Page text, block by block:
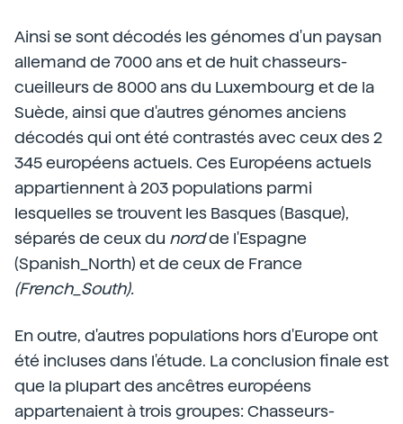
Ainsi se sont décodés les génomes d'un paysan
allemand de 7000 ans et de huit chasseurs-
cueilleurs de 8000 ans du Luxembourg et de la
Suède, ainsi que d'autres génomes anciens
décodés qui ont été contrastés avec ceux des 2
345 européens actuels. Ces Européens actuels
appartiennent à 203 populations parmi
lesquelles se trouvent les Basques (Basque),
séparés de ceux du nordde l'Espagne
(Spanish_North) et de ceux de France
(French_South).
En outre, d'autres populations hors d'Europe ont
été incluses dans l'étude. La conclusion finale est
que la plupart des ancêtres européens
appartenaient à trois groupes: Chasseurs-